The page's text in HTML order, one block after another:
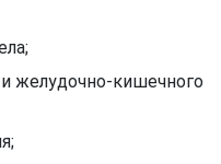
желудочно-кишечного